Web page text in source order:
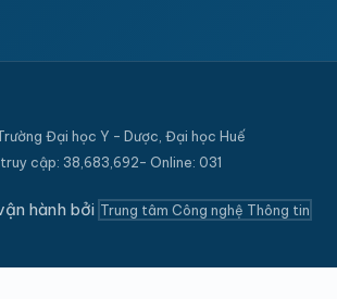
Đại học Y - Dược, Đại học Huế
cập: 38,683,692- Online: 031
hành bởi Trung tâm Công nghệ Thông tin